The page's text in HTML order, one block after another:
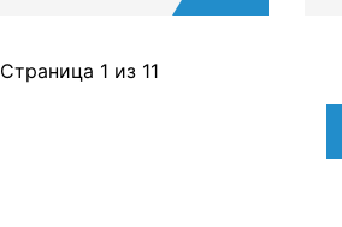
Страница 1 из 11